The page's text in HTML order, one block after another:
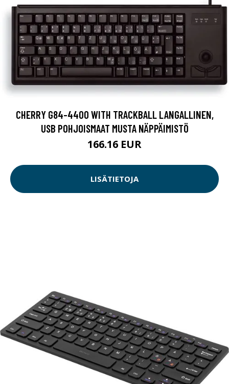
CHERRY G84-4400 WITH TRACKBALL LANGALLINEN,
USB POHJOISMAAT MUSTA NÄPPÄIMISTÖ
166.16 EUR
LISÄTIETOJA